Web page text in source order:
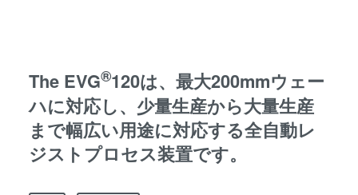
ComBond® 高真空ウェーハ
接合技術
検査・計測
The EVG®120は、最大200mmウェー
ハに対応し、少量生産から大量生産
まで幅広い用途に対応する全自動レ
ジストプロセス装置です。